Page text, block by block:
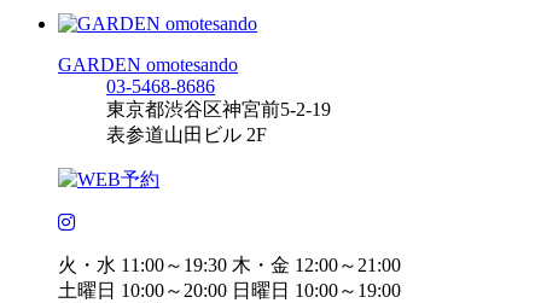
GARDEN omotesando
03-5468-8686
東京都渋谷区神宮前5-2-19
表参道山田ビル 2F
火・水 11:00～19:30 木・金 12:00～21:00
土曜日 10:00～20:00 日曜日 10:00～19:00